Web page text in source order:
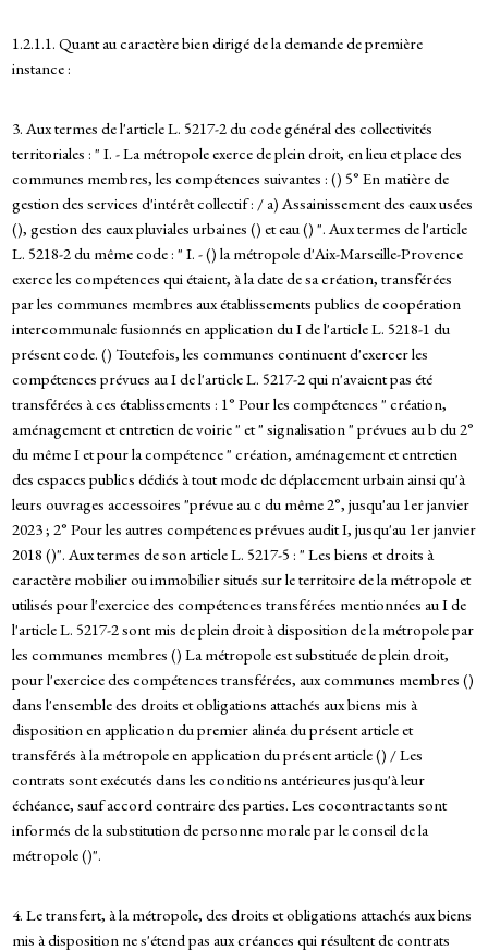
1.2.1.1. Quant au caractère bien dirigé de la demande de première
instance :
3. Aux termes de l'article L. 5217-2 du code général des collectivités
territoriales : " I. - La métropole exerce de plein droit, en lieu et place des
communes membres, les compétences suivantes : () 5° En matière de
gestion des services d'intérêt collectif : / a) Assainissement des eaux usées
(), gestion des eaux pluviales urbaines () et eau () ". Aux termes de l'article
L. 5218-2 du même code : " I. - () la métropole d'Aix-Marseille-Provence
exerce les compétences qui étaient, à la date de sa création, transférées
par les communes membres aux établissements publics de coopération
intercommunale fusionnés en application du I de l'article L. 5218-1 du
présent code. () Toutefois, les communes continuent d'exercer les
compétences prévues au I de l'article L. 5217-2 qui n'avaient pas été
transférées à ces établissements : 1° Pour les compétences " création,
aménagement et entretien de voirie " et " signalisation " prévues au b du 2°
du même I et pour la compétence " création, aménagement et entretien
des espaces publics dédiés à tout mode de déplacement urbain ainsi qu'à
leurs ouvrages accessoires "prévue au c du même 2°, jusqu'au 1er janvier
2023 ; 2° Pour les autres compétences prévues audit I, jusqu'au 1er janvier
2018 ()". Aux termes de son article L. 5217-5 : " Les biens et droits à
caractère mobilier ou immobilier situés sur le territoire de la métropole et
utilisés pour l'exercice des compétences transférées mentionnées au I de
l'article L. 5217-2 sont mis de plein droit à disposition de la métropole par
les communes membres () La métropole est substituée de plein droit,
pour l'exercice des compétences transférées, aux communes membres ()
dans l'ensemble des droits et obligations attachés aux biens mis à
disposition en application du premier alinéa du présent article et
transférés à la métropole en application du présent article () / Les
contrats sont exécutés dans les conditions antérieures jusqu'à leur
échéance, sauf accord contraire des parties. Les cocontractants sont
informés de la substitution de personne morale par le conseil de la
métropole ()".
4. Le transfert, à la métropole, des droits et obligations attachés aux biens
mis à disposition ne s'étend pas aux créances qui résultent de contrats